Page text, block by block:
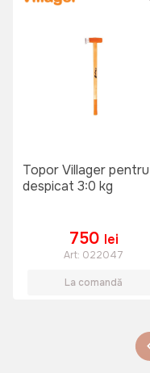
Topor Villager pentru
despicat 3:0 kg
750 lei
Art: 022047
La comandă